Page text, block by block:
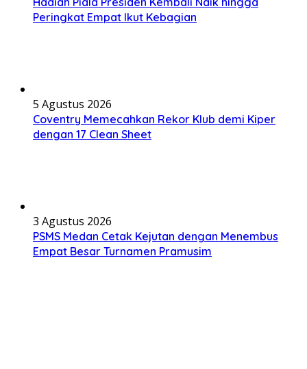
Peringkat Empat Ikut Kebagian
5 Agustus 2026
Coventry Memecahkan Rekor Klub demi Kiper
dengan 17 Clean Sheet
3 Agustus 2026
PSMS Medan Cetak Kejutan dengan Menembus
Empat Besar Turnamen Pramusim